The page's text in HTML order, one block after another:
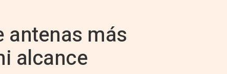
antenas más
alcance